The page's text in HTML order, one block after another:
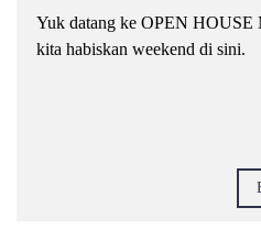
Yuk datang ke OPEN HOUSE
kita habiskan weekend di sini.